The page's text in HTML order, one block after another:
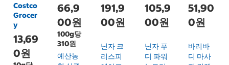
Costco
Grocer
y
13,69
0원
66,9
00원
100g당
310원
예산농
191,9
00원
닌자 크
리스피
105,9
00원
닌자 푸
디 파워
51,90
0원
바리바
디 마사